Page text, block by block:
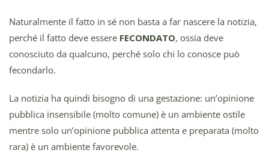
Naturalmente il fatto in sé non basta a far nascere la notizia,
perché il fatto deve essere FECONDATO, ossia deve
conosciuto da qualcuno, perché solo chi lo conosce può
fecondarlo.
La notizia ha quindi bisogno di una gestazione: un’opinione
pubblica insensibile (molto comune) è un ambiente ostile
mentre solo un’opinione pubblica attenta e preparata (molto
rara) è un ambiente favorevole.